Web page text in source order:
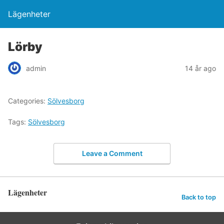
Lägenheter
Lörby
admin 14 år ago
Categories: Sölvesborg
Tags: Sölvesborg
Leave a Comment
Lägenheter Back to top